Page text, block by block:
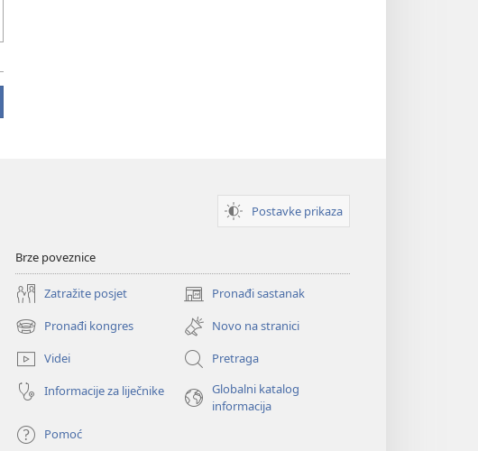
Postavke prikaza
Brze poveznice
Zatražite posjet Pronađi sastanak
(otvara
se
novi
prozor)
Pronađi kongres
(otvara
se
novi
prozor)
Novo na stranici
Videi
Pretraga
Informacije za liječnike
Globalni katalog
informacija
Pomoć